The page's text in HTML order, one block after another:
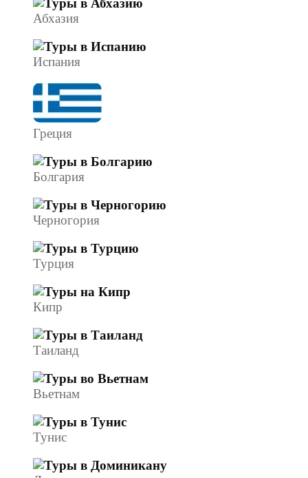
Абхазия
Испания
Греция
Болгария
Черногория
Турция
Кипр
Таиланд
Вьетнам
Тунис